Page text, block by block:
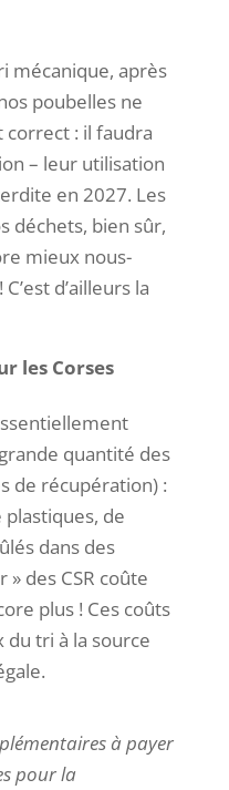
mécanique, après
poubelles ne
: il faudra
– leur utilisation
en 2027. Les
déchets, bien sûr,
mieux nous-
d’ailleurs la
les Corses
quantité des
de récupération) :
de
dans des
des CSR coûte
plus ! Ces coûts
du tri à la source
à payer
pour la